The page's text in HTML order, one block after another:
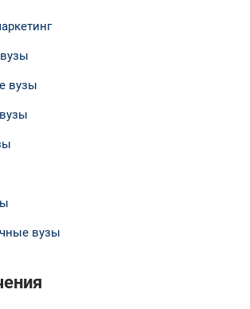
вузы
вузы